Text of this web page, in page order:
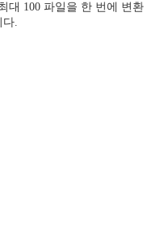
대 100 파일을 한 번에 변환
다.